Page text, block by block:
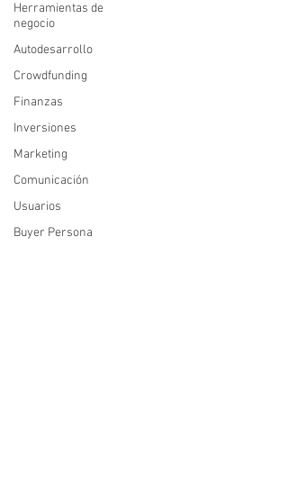
Herramientas de
negocio
Autodesarrollo
Crowdfunding
Finanzas
Inversiones
Marketing
Comunicación
Usuarios
Buyer Persona